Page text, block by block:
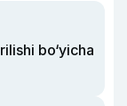
bo‘yicha